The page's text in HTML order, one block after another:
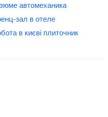
автомеханика
зал в отеле
в києві плиточник